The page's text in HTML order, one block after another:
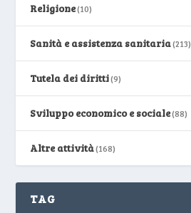
Religione(10)
Sanità e assistenza sanitaria(213)
Tutela dei diritti(9)
Sviluppo economico e sociale(88)
Altre attività(168)
TAG